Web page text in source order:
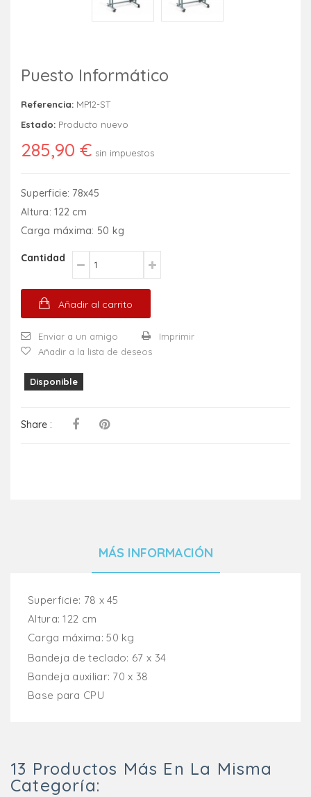
Puesto Informático
Referencia: MP12-ST
Estado: Producto nuevo
285,90 € sin impuestos
Superficie: 78x45
Altura: 122 cm
Carga máxima: 50 kg
Cantidad
Añadir al carrito
Enviar a un amigo
Imprimir
Añadir a la lista de deseos
Disponible
Share :
MÁS INFORMACIÓN
Superficie: 78 x 45
Altura: 122 cm
Carga máxima: 50 kg
Bandeja de teclado: 67 x 34
Bandeja auxiliar: 70 x 38
Base para CPU
13 Productos Más En La Misma
Categoría: